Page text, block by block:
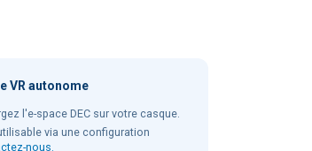
VR autonome
l'e-space DEC sur votre casque.
via une configuration
nous.